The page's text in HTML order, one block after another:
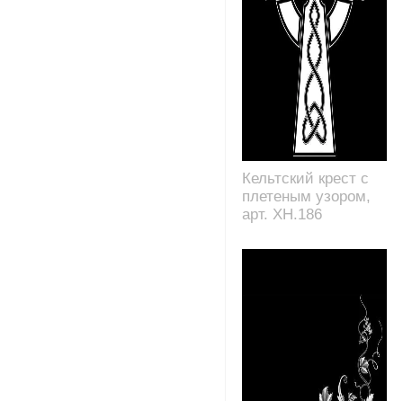
Кельтский крест с
плетеным узором,
арт. XH.186